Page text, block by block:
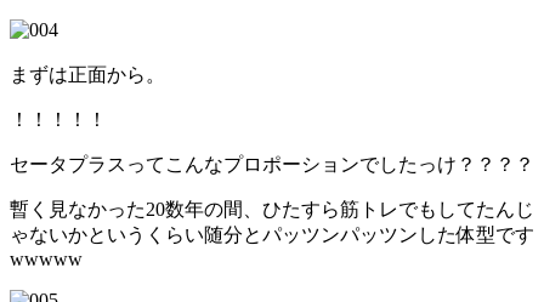
まずは正面から。
！！！！！
セータプラスってこんなプロポーションでしたっけ？？？？
暫く見なかった20数年の間、ひたすら筋トレでもしてたんじ
ゃないかというくらい随分とパッツンパッツンした体型です
wwwww